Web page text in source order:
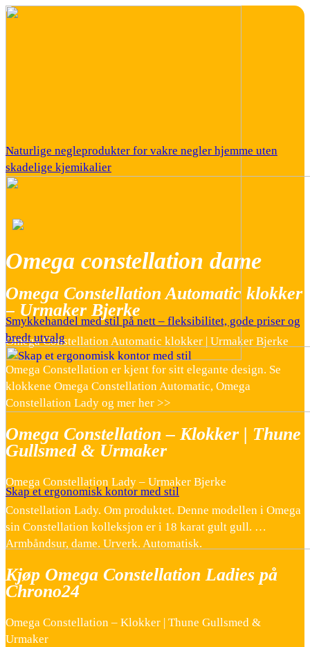
Naturlige negleprodukter for vakre negler hjemme uten
skadelige kjemikalier
Smykkehandel med stil på nett – fleksibilitet, gode priser og
bredt utvalg
Skap et ergonomisk kontor med stil
Omega constellation dame
Omega Constellation Automatic klokker
– Urmaker Bjerke
Omega Constellation Automatic klokker | Urmaker Bjerke
Omega Constellation er kjent for sitt elegante design. Se
klokkene Omega Constellation Automatic, Omega
Constellation Lady og mer her >>
Omega Constellation – Klokker | Thune
Gullsmed & Urmaker
Omega Constellation Lady – Urmaker Bjerke
Constellation Lady. Om produktet. Denne modellen i Omega
sin Constellation kolleksjon er i 18 karat gult gull. …
Armbåndsur, dame. Urverk. Automatisk.
Kjøp Omega Constellation Ladies på
Chrono24
Omega Constellation – Klokker | Thune Gullsmed &
Urmaker